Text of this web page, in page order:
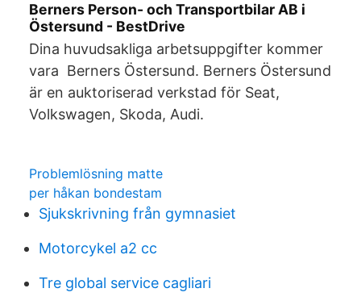
Berners Person- och Transportbilar AB i
Östersund - BestDrive
Dina huvudsakliga arbetsuppgifter kommer
vara Berners Östersund. Berners Östersund
är en auktoriserad verkstad för Seat,
Volkswagen, Skoda, Audi.
Problemlösning matte
per håkan bondestam
Sjukskrivning från gymnasiet
Motorcykel a2 cc
Tre global service cagliari